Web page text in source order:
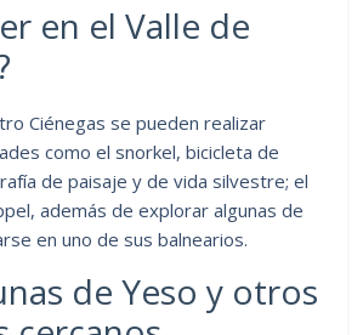
en el Valle de
Ciénegas se pueden realizar
como el snorkel, bicicleta de
de paisaje y de vida silvestre; el
además de explorar algunas de
en uno de sus balnearios.
de Yeso y otros